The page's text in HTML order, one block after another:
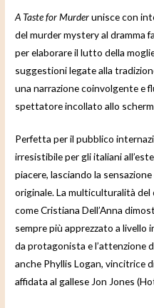
A Taste for Murderunisce con
del murder mystery al dramma
per elaborare il lutto della
suggestioni legate alla
una narrazione coinvolgente e
spettatore incollato allo
Perfetta per il pubblico
irresistibile per gli italiani
piacere, lasciando la
originale. La multiculturalità del
come Cristiana Dell’Anna
sempre più apprezzato a
da protagonista e l’attenzione
anche Phyllis Logan, vincitrice
affidata al gallese Jon Jones